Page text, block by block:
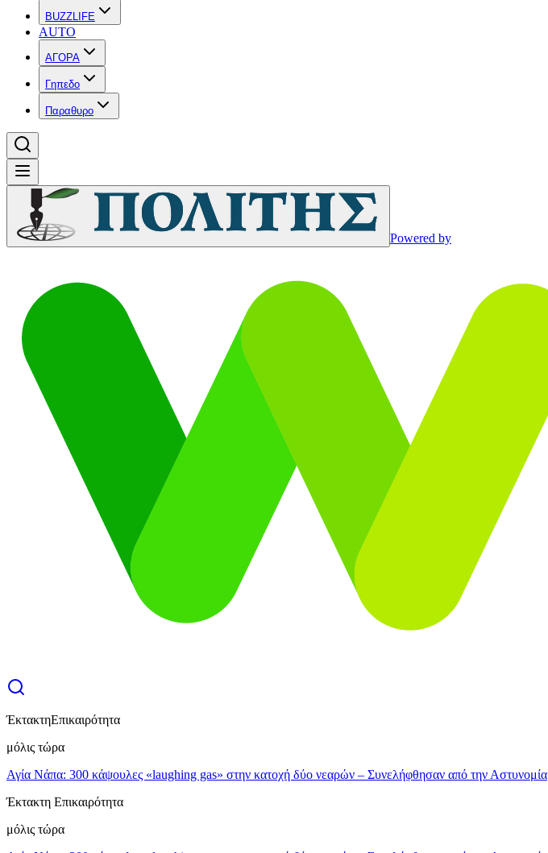
BUZZLIFE
AUTO
ΑΓΟΡΑ
Γηπεδο
Παραθυρο
Powered by
ΈκτακτηΕπικαιρότητα
μόλις τώρα
Αγία Νάπα: 300 κάψουλες «laughing gas» στην κατοχή δύο νεαρών – Συνελήφθησαν από την Αστυνομία
Έκτακτη Επικαιρότητα
μόλις τώρα